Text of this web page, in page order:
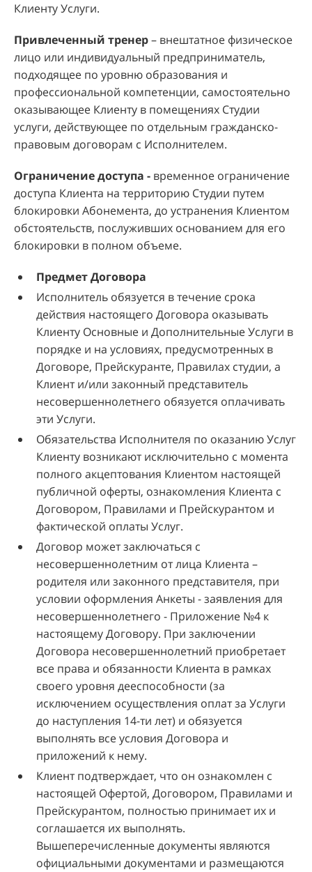
Клиенту Услуги.
Привлеченный тренер– внештатное физическое
лицо или индивидуальный предприниматель,
подходящее по уровню образования и
профессиональной компетенции, самостоятельно
оказывающее Клиенту в помещениях Студии
услуги, действующее по отдельным гражданско-
правовым договорам с Исполнителем.
Ограничение доступа - временное ограничение
доступа Клиента на территорию Студии путем
блокировки Абонемента, до устранения Клиентом
обстоятельств, послуживших основанием для его
блокировки в полном объеме.
Предмет Договора
Исполнитель обязуется в течение срока
действия настоящего Договора оказывать
Клиенту Основные и Дополнительные Услуги в
порядке и на условиях, предусмотренных в
Договоре, Прейскуранте, Правилах студии, а
Клиент и/или законный представитель
несовершеннолетнего обязуется оплачивать
эти Услуги.
Обязательства Исполнителя по оказанию Услуг
Клиенту возникают исключительно с момента
полного акцептования Клиентом настоящей
публичной оферты, ознакомления Клиента с
Договором, Правилами и Прейскурантом и
фактической оплаты Услуг.
Договор может заключаться с
несовершеннолетним от лица Клиента –
родителя или законного представителя, при
условии оформления Анкеты - заявления для
несовершеннолетнего - Приложение №4 к
настоящему Договору. При заключении
Договора несовершеннолетний приобретает
все права и обязанности Клиента в рамках
своего уровня дееспособности (за
исключением осуществления оплат за Услуги
до наступления 14-ти лет) и обязуется
выполнять все условия Договора и
приложений к нему.
Клиент подтверждает, что он ознакомлен с
настоящей Офертой, Договором, Правилами и
Прейскурантом, полностью принимает их и
соглашается их выполнять.
Вышеперечисленные документы являются
официальными документами и размещаются